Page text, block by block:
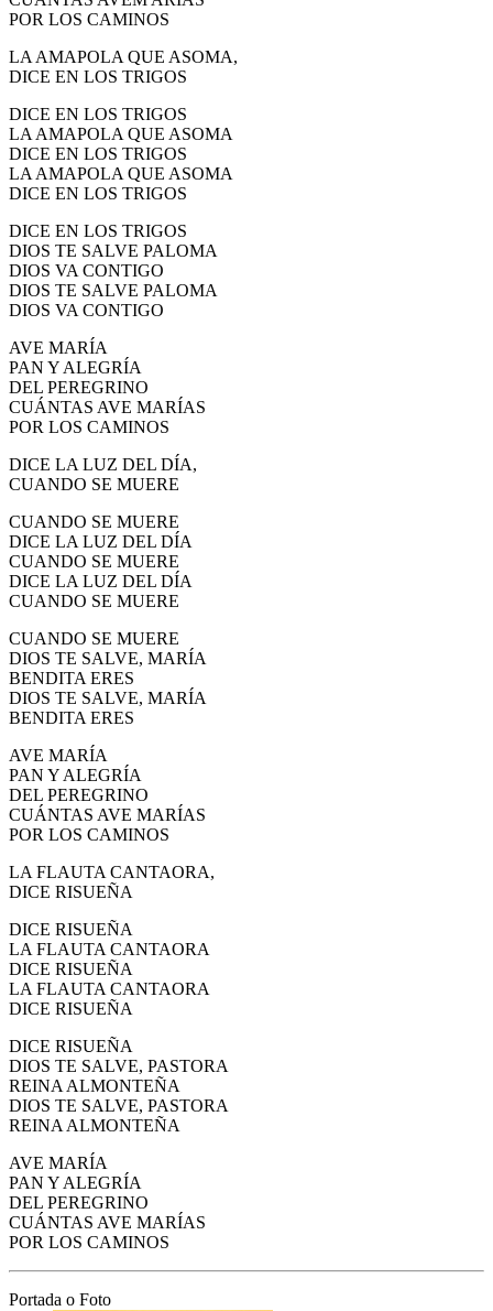
POR LOS CAMINOS
LA AMAPOLA QUE ASOMA,
DICE EN LOS TRIGOS
DICE EN LOS TRIGOS
LA AMAPOLA QUE ASOMA
DICE EN LOS TRIGOS
LA AMAPOLA QUE ASOMA
DICE EN LOS TRIGOS
DICE EN LOS TRIGOS
DIOS TE SALVE PALOMA
DIOS VA CONTIGO
DIOS TE SALVE PALOMA
DIOS VA CONTIGO
AVE MARÍA
PAN Y ALEGRÍA
DEL PEREGRINO
CUÁNTAS AVE MARÍAS
POR LOS CAMINOS
DICE LA LUZ DEL DÍA,
CUANDO SE MUERE
CUANDO SE MUERE
DICE LA LUZ DEL DÍA
CUANDO SE MUERE
DICE LA LUZ DEL DÍA
CUANDO SE MUERE
CUANDO SE MUERE
DIOS TE SALVE, MARÍA
BENDITA ERES
DIOS TE SALVE, MARÍA
BENDITA ERES
AVE MARÍA
PAN Y ALEGRÍA
DEL PEREGRINO
CUÁNTAS AVE MARÍAS
POR LOS CAMINOS
LA FLAUTA CANTAORA,
DICE RISUEÑA
DICE RISUEÑA
LA FLAUTA CANTAORA
DICE RISUEÑA
LA FLAUTA CANTAORA
DICE RISUEÑA
DICE RISUEÑA
DIOS TE SALVE, PASTORA
REINA ALMONTEÑA
DIOS TE SALVE, PASTORA
REINA ALMONTEÑA
AVE MARÍA
PAN Y ALEGRÍA
DEL PEREGRINO
CUÁNTAS AVE MARÍAS
POR LOS CAMINOS
Portada o Foto
En el Rocío, ¿dónde me alojo?